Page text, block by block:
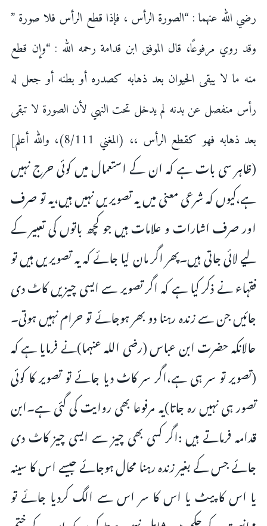
رضي الله عنهما : “الصورة الرأس ، فإذا قطع الرأس فلا صورة ”
وقد روي مرفوعًا، قال الموفق ابن قدامة رحمه الله : “وإن قطع
منه ما لا يبقى الحيوان بعد ذهابه كصدره أو بطنه أو جعل له
رأس منفصل عن بدنه لم يدخل تحت النهي لأن الصورة لا تبقى
بعد ذهابه فهو كقطع الرأس ،، (المغني 8/111)، والله أعلم]
(ظاہر سی بات ہے کہ ان کے استعمال میں کوئی حرج نہیں
ہے،کیوں کہ شرعی معنی میں یہ تصویریں نہیں ہیں،یہ تو صرف
اور صرف اشارات و علامات ہیں جو کچھ باتوں کی تعبیر کے
لیے لائی جاتی ہیں۔پھر اگر مان لیا جائے کہ یہ تصویریں ہیں تو
فقہاء نے ذکر کیا ہے کہ اگر تصویر سے ایسی چیزیں کاٹ دی
جائیں جن سے زندہ رہنا دو بھر ہوجائے تو حرام نہیں ہوتی۔
حالانکہ حضرت ابن عباس (رضی اللہ عنہما)نے فرمایا ہے کہ
(تصویر تو سر ہی ہے،اگر سر کاٹ دیا جائے تو تصویر کا کوئی
تصور ہی نہیں رہ جاتا)یہ مرفوعا بھی روایت کی گئی ہے۔ابن
قدامہ فرماتے ہیں :اگر کسی بھی چیز سے ایسی چیز کاٹ دی
جائے جس کے بغیر زندہ رہنا محال ہوجائے جیسے اس کا سینہ
یا اس کا پیٹ یا اس کا سر اس سے الگ کردیا جائے تو